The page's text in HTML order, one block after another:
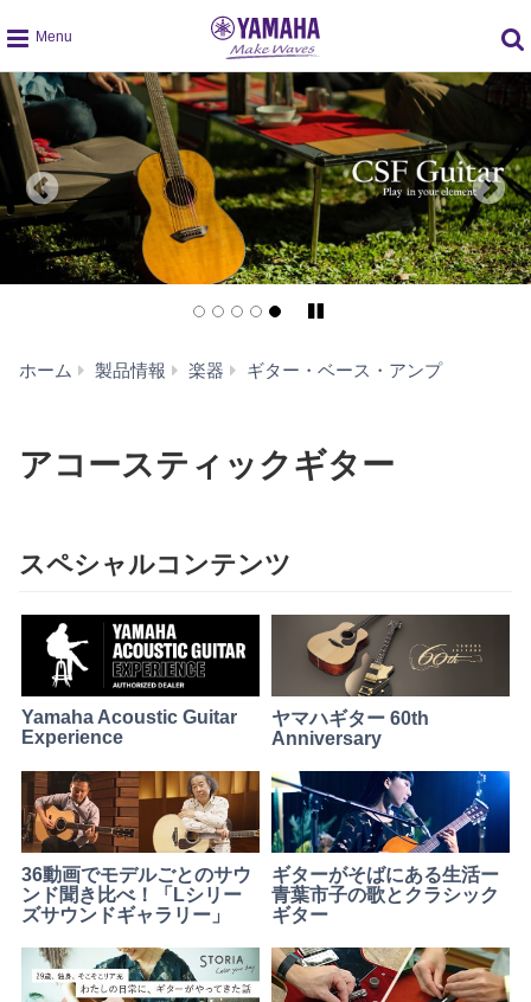
global
navigation
Pause/Play
ホーム 製品情報 楽器 ギター・ベース・アンプ
ー
アコースティックギター
スペシャルコンテンツ
Yamaha Acoustic Guitar
Experience
ヤマハギター 60th
Anniversary
36動画でモデルごとのサウ
ンド聞き比べ！「Lシリー
ズサウンドギャラリー」
ギターがそばにある生活ー
青葉市子の歌とクラシック
ギター